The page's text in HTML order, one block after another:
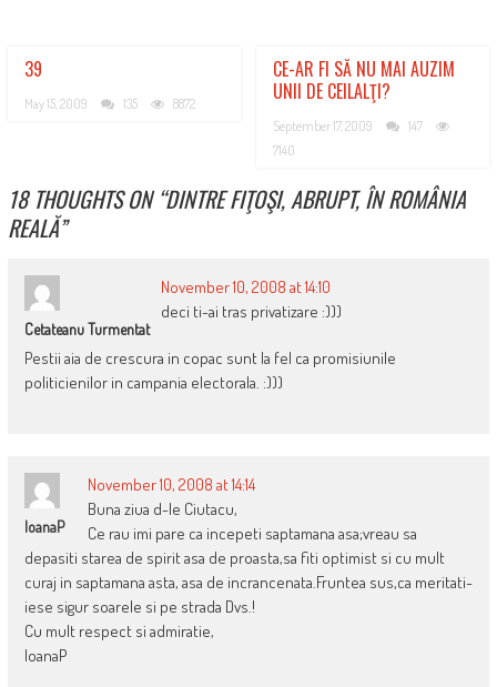
39
May 15, 2009 135 8872
CE-AR FI SĂ NU MAI AUZIM
UNII DE CEILALŢI?
September 17, 2009
147
7140
18 THOUGHTS ON “DINTRE FIŢOŞI, ABRUPT, ÎN ROMÂNIA
REALĂ”
Cetateanu Turmentat
November 10, 2008 at 14:10
deci ti-ai tras privatizare :)))
Pestii aia de crescura in copac sunt la fel ca promisiunile
politicienilor in campania electorala. :)))
IoanaP
November 10, 2008 at 14:14
Buna ziua d-le Ciutacu,
Ce rau imi pare ca incepeti saptamana asa;vreau sa
depasiti starea de spirit asa de proasta,sa fiti optimist si cu mult
curaj in saptamana asta, asa de incrancenata.Fruntea sus,ca meritati-
iese sigur soarele si pe strada Dvs.!
Cu mult respect si admiratie,
IoanaP